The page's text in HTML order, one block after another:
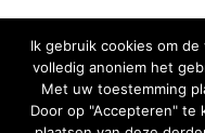
Ik gebruik cookies om
volledig anoniem het
Met uw toestemming
Door op "Accepteren" te